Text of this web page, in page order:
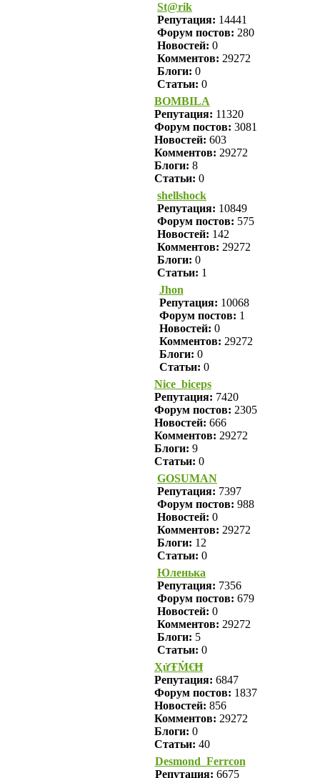
St@rik
Репутация: 14441
Форум постов: 280
Новостей: 0
Комментов: 29272
Блоги: 0
Статьи: 0
BOMBILA
Репутация: 11320
Форум постов: 3081
Новостей: 603
Комментов: 29272
Блоги: 8
Статьи: 0
shellshock
Репутация: 10849
Форум постов: 575
Новостей: 142
Комментов: 29272
Блоги: 0
Статьи: 1
Jhon
Репутация: 10068
Форум постов: 1
Новостей: 0
Комментов: 29272
Блоги: 0
Статьи: 0
Nice_biceps
Репутация: 7420
Форум постов: 2305
Новостей: 666
Комментов: 29272
Блоги: 9
Статьи: 0
GOSUMAN
Репутация: 7397
Форум постов: 988
Новостей: 0
Комментов: 29272
Блоги: 12
Статьи: 0
Юленька
Репутация: 7356
Форум постов: 679
Новостей: 0
Комментов: 29272
Блоги: 5
Статьи: 0
ҲửŦṀ€Ħ
Репутация: 6847
Форум постов: 1837
Новостей: 856
Комментов: 29272
Блоги: 0
Статьи: 40
Desmond_Ferrcon
Репутация: 6675